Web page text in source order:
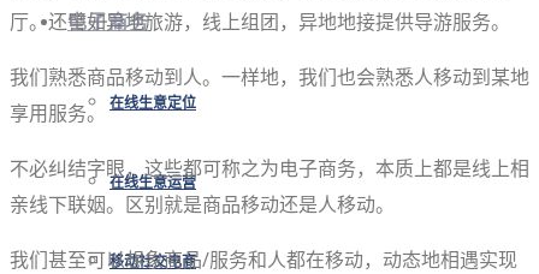
电子商务
在线生意定位
在线生意运营
移动社交电商
厅。还譬如异地旅游，线上组团，异地地接提供导游服务。
我们熟悉商品移动到人。一样地，我们也会熟悉人移动到某地
享用服务。
不必纠结字眼，这些都可称之为电子商务，本质上都是线上相
亲线下联姻。区别就是商品移动还是人移动。
我们甚至可以想象商品/服务和人都在移动，动态地相遇实现